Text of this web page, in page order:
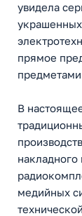
увидела
прямое
предметами
В
медийных